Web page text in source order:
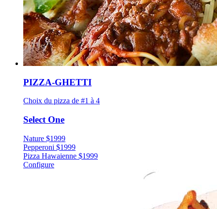
PIZZA-GHETTI
Choix du pizza de #1 à 4
Select One
Nature $1999
Pepperoni $1999
Pizza Hawaienne $1999
Configure